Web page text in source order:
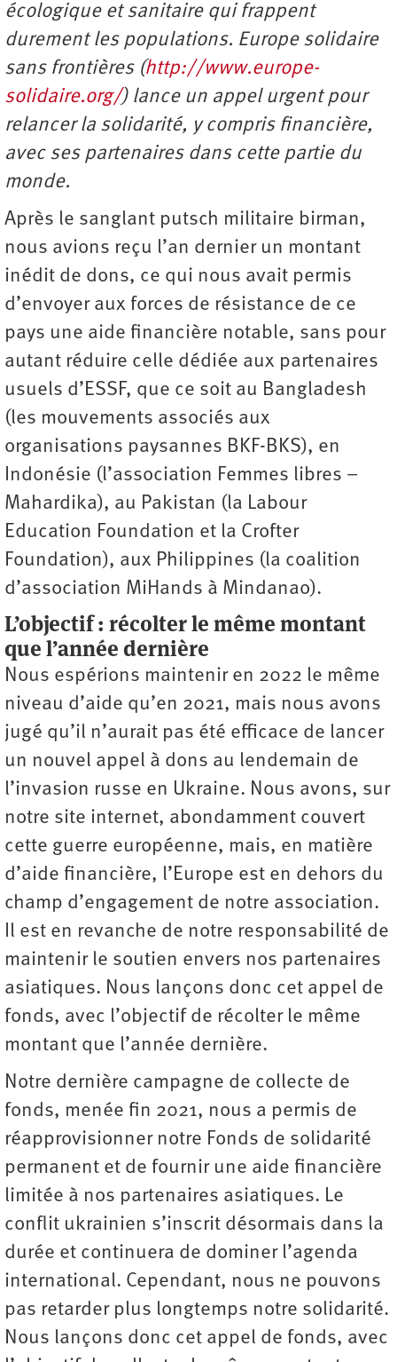
écologique et sanitaire qui frappent
durement les populations. Europe solidaire
sans frontières (http://www.europe-
solidaire.org/) lance un appel urgent pour
relancer la solidarité, y compris financière,
avec ses partenaires dans cette partie du
monde.
Après le sanglant putsch militaire birman,
nous avions reçu l’an dernier un montant
inédit de dons, ce qui nous avait permis
d’envoyer aux forces de résistance de ce
pays une aide financière notable, sans pour
autant réduire celle dédiée aux partenaires
usuels d’ESSF, que ce soit au Bangladesh
(les mouvements associés aux
organisations paysannes BKF-BKS), en
Indonésie (l’association Femmes libres –
Mahardika), au Pakistan (la Labour
Education Foundation et la Crofter
Foundation), aux Philippines (la coalition
d’association MiHands à Mindanao).
L’objectif : récolter le même montant
que l’année dernière
Nous espérions maintenir en 2022 le même
niveau d’aide qu’en 2021, mais nous avons
jugé qu’il n’aurait pas été efficace de lancer
un nouvel appel à dons au lendemain de
l’invasion russe en Ukraine. Nous avons, sur
notre site internet, abondamment couvert
cette guerre européenne, mais, en matière
d’aide financière, l’Europe est en dehors du
champ d’engagement de notre association.
Il est en revanche de notre responsabilité de
maintenir le soutien envers nos partenaires
asiatiques. Nous lançons donc cet appel de
fonds, avec l’objectif de récolter le même
montant que l’année dernière.
Notre dernière campagne de collecte de
fonds, menée fin 2021, nous a permis de
réapprovisionner notre Fonds de solidarité
permanent et de fournir une aide financière
limitée à nos partenaires asiatiques. Le
conflit ukrainien s’inscrit désormais dans la
durée et continuera de dominer l’agenda
international. Cependant, nous ne pouvons
pas retarder plus longtemps notre solidarité.
Nous lançons donc cet appel de fonds, avec